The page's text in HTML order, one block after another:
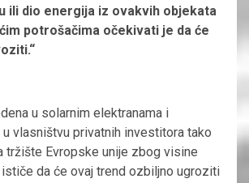
ili dio energija iz ovakvih objekata
potrošačima očekivati je da će
u solarnim elektranama i
vlasništvu privatnih investitora tako
tržište Evropske unije zbog visine
ističe da će ovaj trend ozbiljno ugroziti